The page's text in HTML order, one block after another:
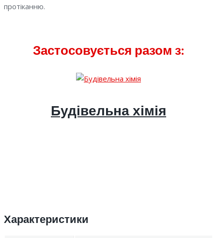
протіканню.
Застосовується разом з:
Будівельна хімія
Характеристики